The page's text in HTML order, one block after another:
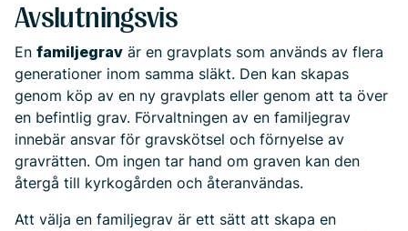
Avslutningsvis
En familjegrav är en gravplats som används av flera
generationer inom samma släkt. Den kan skapas
genom köp av en ny gravplats eller genom att ta över
en befintlig grav. Förvaltningen av en familjegrav
innebär ansvar för gravskötsel och förnyelse av
gravrätten. Om ingen tar hand om graven kan den
återgå till kyrkogården och återanvändas.
Att välja en familjegrav är ett sätt att skapa en